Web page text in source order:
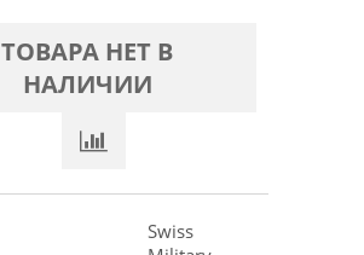
ТОВАРА НЕТ В
НАЛИЧИИ
Swiss